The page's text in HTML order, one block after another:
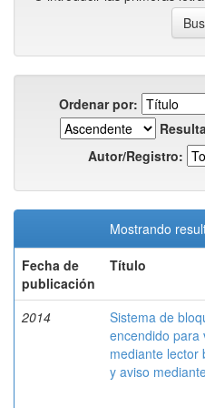
Ordenar por:
Autor/Registro:
Mostrando
Fecha de
publicación
Título
2014
Sistema de
encendido para
mediante lector
y aviso